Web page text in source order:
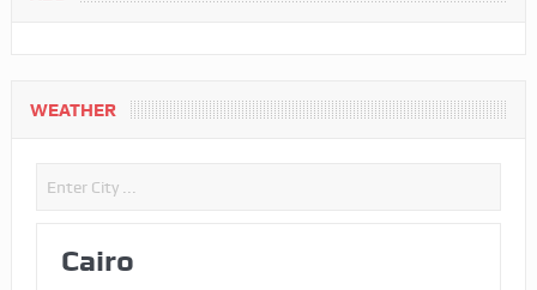
WEATHER
Cairo